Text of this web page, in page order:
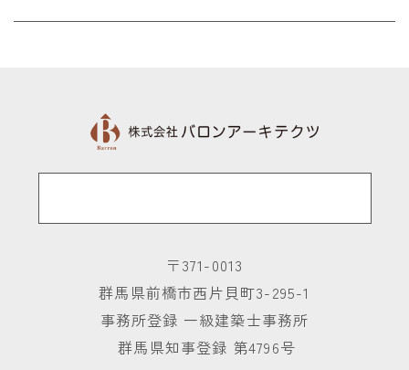
〒371-0013
群馬県前橋市西片貝町3-295-1
事務所登録 一級建築士事務所
​​​​​​​ 群馬県知事登録 第4796号